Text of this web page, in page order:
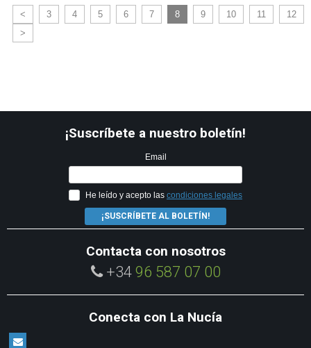
< 3 4 5 6 7 8 9 10 11
12
>
¡Suscríbete a nuestro boletín!
Email
He leído y acepto las condiciones legales
¡SUSCRÍBETE AL BOLETÍN!
Contacta con nosotros
+34 96 587 07 00
Conecta con La Nucía